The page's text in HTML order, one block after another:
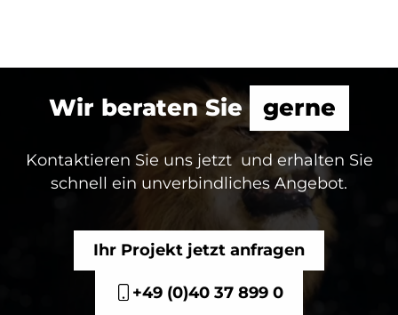
Wir beraten Sie gerne
Kontaktieren Sie uns jetzt und erhalten Sie
schnell ein unverbindliches Angebot.
Ihr Projekt jetzt anfragen
+49 (0)40 37 899 0